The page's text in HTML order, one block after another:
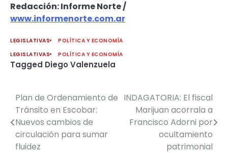
Redacción: Informe Norte /
www.informenorte.com.ar
LEGISLATIVAS
POLÍTICA Y ECONOMÍA
LEGISLATIVAS
POLÍTICA Y ECONOMÍA
Tagged Diego Valenzuela
Navegación
de
entradas
Plan de Ordenamiento de
Tránsito en Escobar:
Nuevos cambios de
circulación para sumar
fluidez
INDAGATORIA: El fiscal
Marijuan acorrala a
Francisco Adorni por
ocultamiento
patrimonial